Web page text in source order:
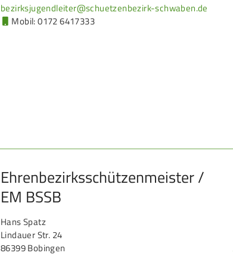
bezirksjugendleiter@schuetzenbezirk-schwaben.de
Mobil: 0172 6417333
Ehrenbezirksschützenmeister /
EM BSSB
Hans Spatz
Lindauer Str. 24
86399 Bobingen